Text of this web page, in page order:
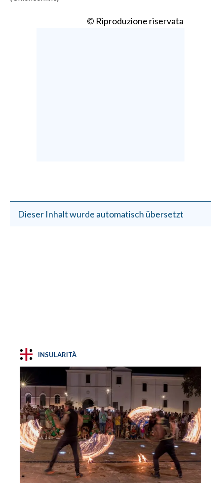
© Riproduzione riservata
Dieser Inhalt wurde automatisch übersetzt
INSULARITÀ